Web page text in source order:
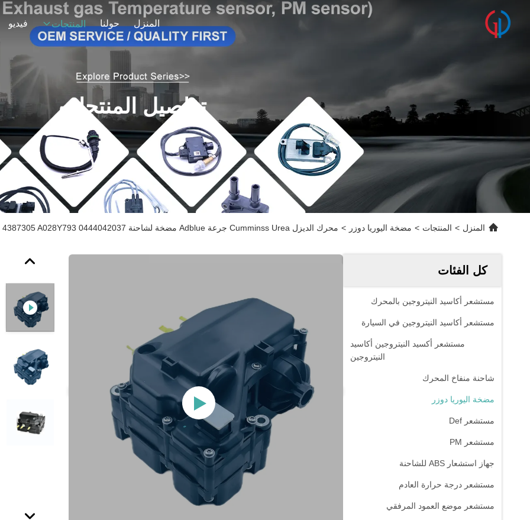
المنزل حولنا المنتجات فيديو
تفاصيل المنتجات
المنزل > المنتجات > مضخة اليوريا دوزر > محرك الديزل Cumminss Urea جرعة Adblue مضخة لشاحنة Euro OEM 4387305 A028Y793 0444042037
كل الفئات
مستشعر أكاسيد النيتروجين بالمحرك
مستشعر أكاسيد النيتروجين في السيارة
مستشعر أكسيد النيتروجين أكاسيد
النيتروجين
شاحنة منفاخ المحرك
مضخة اليوريا دوزر
مستشعر Def
مستشعر PM
جهاز استشعار ABS للشاحنة
مستشعر درجة حرارة العادم
مستشعر موضع العمود المرفقي